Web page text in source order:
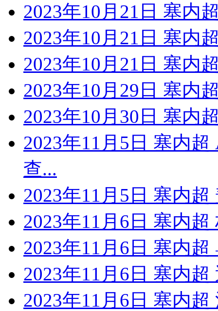
2023年10月21日 塞内
2023年10月21日 塞内
2023年10月21日 塞内
2023年10月29日 塞内
2023年10月30日 塞内
2023年11月5日 塞内
查...
2023年11月5日 塞内
2023年11月6日 塞内
2023年11月6日 塞内
2023年11月6日 塞内
2023年11月6日 塞内